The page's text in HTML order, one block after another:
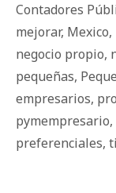
Contadores
mejorar, Mexico,
negocio propio,
pequeñas,
empresarios,
pymempresario,
preferenciales,